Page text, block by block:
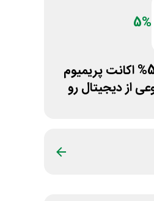
5%
کد تخفیف 5% اکانت پریمیوم
از دیجیتال رو